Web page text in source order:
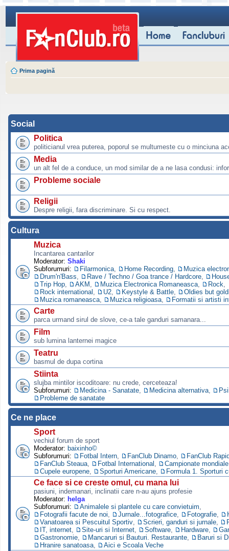
Prima pagină
Social
Politica
politicianul vrea puterea, poporul se multumeste cu o minciuna
Media
un alt fel de a conduce, un mod similar de a ne lasa condusi:
Probleme sociale
Religii
Despre religii, fara discriminare. Si cu respect.
Cultura
Muzica
Incantarea cantarilor
Moderator: Shaki
Subforumuri:
Filarmonica Home Recording
Muzica
Drum'n'Bass
Rave / Techno / Goa trance / Hardcore
Trip Hop
AKM Muzica Electronica Romaneasca Rock
Rock international
U2 Keystyle & Battle
Oldies but
Muzica romaneasca
Muzica religioasa Formatii si artisti
Carte
parca urmand sirul de slove, ce-a tale ganduri samanara...
Film
sub lumina lanternei magice
Teatru
basmul de dupa cortina
Stiinta
slujba mintilor iscoditoare: nu crede, cerceteaza!
Subforumuri:
Medicina - Sanatate Medicina alternativa
Probleme de sanatate
Ce ne place
Sport
vechiul forum de sport
Moderator: baixinho©
Subforumuri:
Fotbal Intern FanClub Dinamo
FanClub
FanClub Steaua
Fotbal International
Campionate
Cupele europene
Sporturi Americane Formula 1. Sporturi
Ce face si ce creste omul, cu mana lui
pasiuni, indemanari, inclinatii care n-au ajuns profesie
Moderator: helga
Subforumuri:
Animalele si plantele cu care convietuim
Fotografii facute de noi
Jurnale...fotografice Fotografie
Vanatoarea si Pescuitul Sportiv
Scrieri, ganduri si jurnale
IT, internet
Site-uri si Internet Software Hardware
Gastronomie
Mancaruri si Bauturi. Restaurante
Baruri si
Hranire sanatoasa
Aici e Scoala Veche